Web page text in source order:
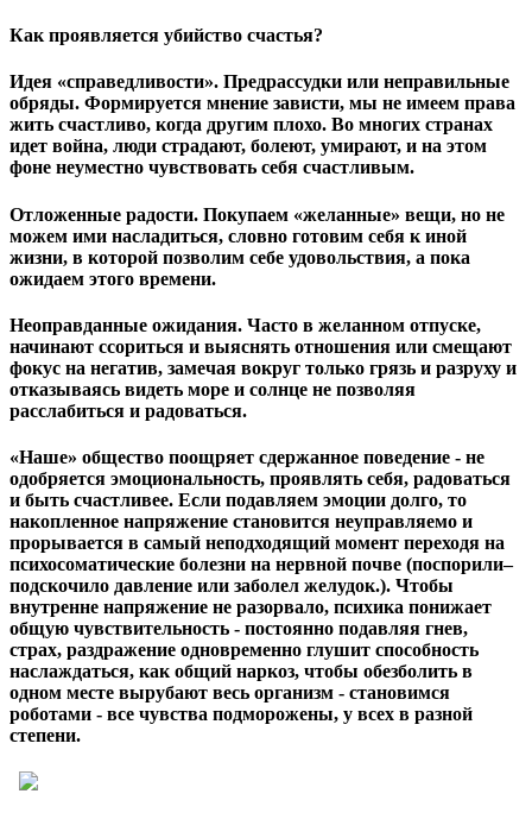
Как проявляется убийство счастья?
Идея «справедливости». Предрассудки или неправильные
обряды. Формируется мнение зависти, мы не имеем права
жить счастливо, когда другим плохо. Во многих странах
идет война, люди страдают, болеют, умирают, и на этом
фоне неуместно чувствовать себя счастливым.
Отложенные радости. Покупаем «желанные» вещи, но не
можем ими насладиться, словно готовим себя к иной
жизни, в которой позволим себе удовольствия, а пока
ожидаем этого времени.
Неоправданные ожидания. Часто в желанном отпуске,
начинают ссориться и выяснять отношения или смещают
фокус на негатив, замечая вокруг только грязь и разруху и
отказываясь видеть море и солнце не позволяя
расслабиться и радоваться.
«Наше» общество поощряет сдержанное поведение - не
одобряется эмоциональность, проявлять себя, радоваться
и быть счастливее. Если подавляем эмоции долго, то
накопленное напряжение становится неуправляемо и
прорывается в самый неподходящий момент переходя на
психосоматические болезни на нервной почве (поспорили–
подскочило давление или заболел желудок.). Чтобы
внутренне напряжение не разорвало, психика понижает
общую чувствительность - постоянно подавляя гнев,
страх, раздражение одновременно глушит способность
наслаждаться, как общий наркоз, чтобы обезболить в
одном месте вырубают весь организм - становимся
роботами - все чувства подморожены, у всех в разной
степени.